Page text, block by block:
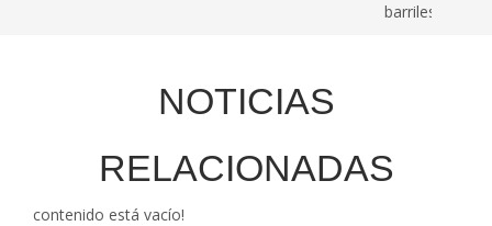
barriles de 3 galones
NOTICIAS
RELACIONADAS
contenido está vacío!